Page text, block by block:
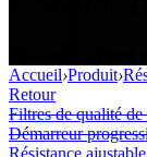
Accueil›Produit›
Retour
Filtres de qualité de
Démarreur
Résistance ajustable